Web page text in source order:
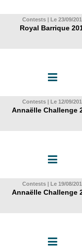
Contests | Le 23/09/
Royal Barrique
Contests | Le 12/09/
Annaëlle Challenge
Contests | Le 19/08/
Annaëlle Challenge